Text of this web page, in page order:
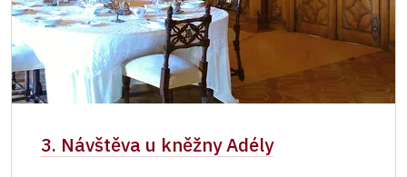
3. Návštěva u kněžny Adély